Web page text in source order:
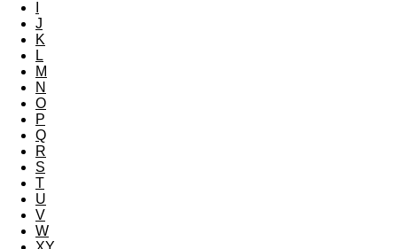
J
K
L
M
N
O
P
Q
R
S
T
U
V
W